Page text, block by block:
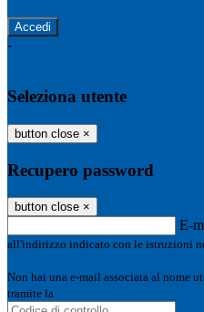
-
Seleziona utente
button close ×
Recupero password
button close ×
E-
all'indirizzo indicato con le istruzioni
Non hai una e-mail associata al nome
tramite la